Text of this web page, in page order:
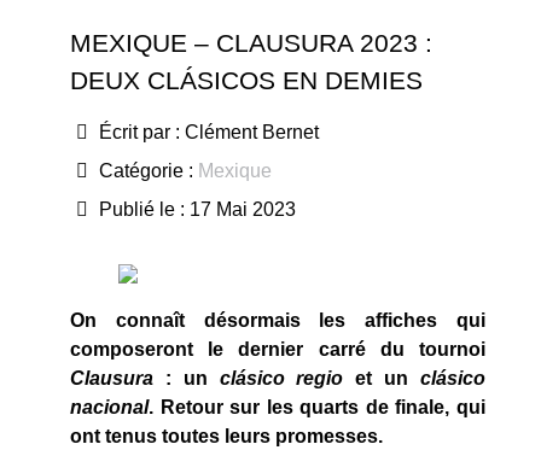
MEXIQUE – CLAUSURA 2023 :
DEUX CLÁSICOS EN DEMIES
Écrit par : Clément Bernet
Catégorie : Mexique
Publié le : 17 Mai 2023
On connaît désormais les affiches qui
composeront le dernier carré du tournoi
Clausura : un clásico regio et unclásico
nacional. Retour sur les quarts de finale, qui
ont tenus toutes leurs promesses.